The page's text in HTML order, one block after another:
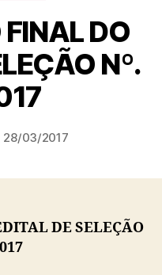
DO
Nº.
28/03/2017
DE SELEÇÃO